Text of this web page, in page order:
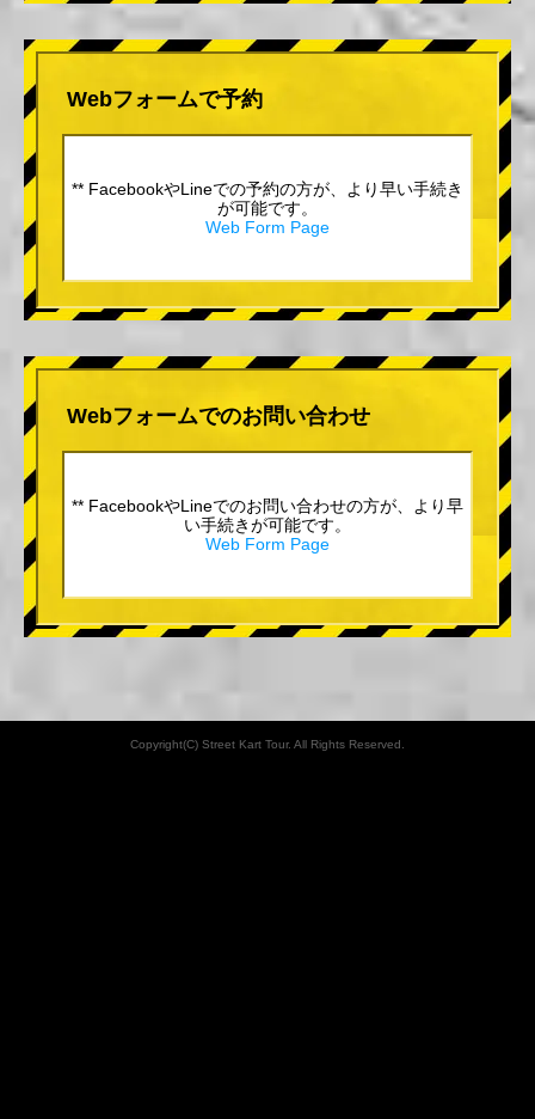
Webフォームで予約
** FacebookやLineでの予約の方が、より早い手続き
が可能です。
Web Form Page
Webフォームでのお問い合わせ
** FacebookやLineでのお問い合わせの方が、より早
い手続きが可能です。
Web Form Page
Copyright(C) Street Kart Tour. All Rights Reserved.